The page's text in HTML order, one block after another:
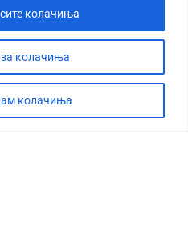
колачиња
колачиња
колачиња